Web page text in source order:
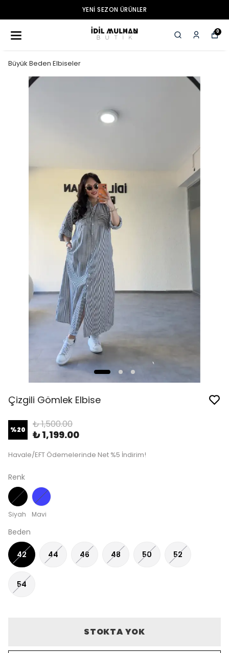
YENI SEZON ÜRÜNLER
0
Büyük Beden Elbiseler
Çizgili Gömlek Elbise
%20 ₺ 1,500.00
₺ 1,199.00
Havale/EFT Ödemelerinde Net %5 İndirim!
Renk
Siyah Mavi
Beden
42 44 46 48 50 52
54
STOKTA YOK